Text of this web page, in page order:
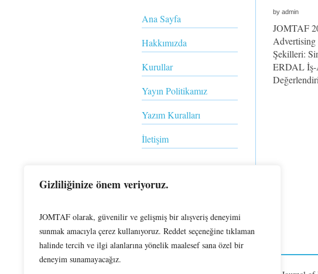
Gizliliğinize önem veriyoruz.
JOMTAF olarak, güvenilir ve gelişmiş bir alışveriş deneyimi
sunmak amacıyla çerez kullanıyoruz. Reddet seçeneğine tıklaman
halinde tercih ve ilgi alanlarına yönelik maalesef sana özel bir
deneyim sunamayacağız.
by admin
JOMTAF
Şekilleri:
ERDAL İş-
Ana Sayfa
Hakkımızda
Kurullar
Yayın Politikamız
Yazım Kuralları
İletişim
Makale gönder